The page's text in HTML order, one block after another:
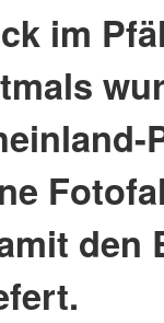
im
den